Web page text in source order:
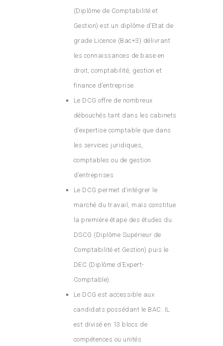
(Diplôme de Comptabilité et
Gestion) est un diplôme d’Etat de
grade Licence (Bac+3) délivrant
les connaissances de base en
droit, comptabilité, gestion et
finance d’entreprise.
Le DCG offre de nombreux
débouchés tant dans les cabinets
d’expertise comptable que dans
les services juridiques,
comptables ou de gestion
d’entreprises
Le DCG permet d’intégrer le
marché du travail, mais constitue
la première étape des études du
DSCG (Diplôme Supérieur de
Comptabilité et Gestion) puis le
DEC (Diplôme d’Expert-
Comptable).
Le DCG est accessible aux
candidats possédant le BAC. IL
est divisé en 13 blocs de
compétences ou unités